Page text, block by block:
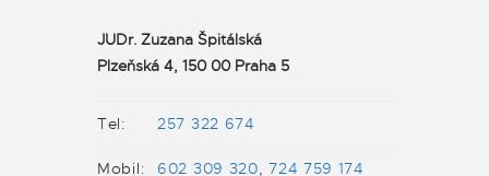
JUDr. Zuzana Špitálská
Plzeňská 4, 150 00 Praha 5
Tel: 257 322 674
Mobil: 602 309 320,724 759 174